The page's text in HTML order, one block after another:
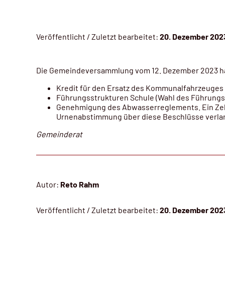
Veröffentlicht / Zuletzt bearbeitet: 20. Dezember
Die Gemeindeversammlung vom 12. Dezember
Kredit für den Ersatz des Kommunalfahrzeuges
Führungsstrukturen Schule (Wahl des
Genehmigung des Abwasserreglements. Ein
Urnenabstimmung über diese Beschlüsse
Gemeinderat
Autor: Reto Rahm
Veröffentlicht / Zuletzt bearbeitet: 20. Dezember